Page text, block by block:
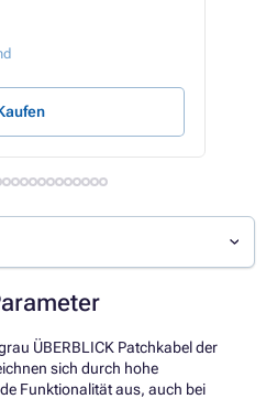
ÜBERBLICK Patchkabel der
sich durch hohe
Funktionalität aus, auch bei